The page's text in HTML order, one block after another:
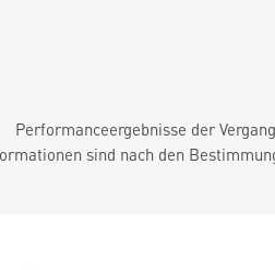
Performanceergebnisse der
sind nach den